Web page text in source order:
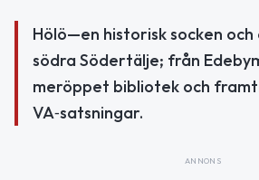
Hölö—en historisk socken
södra Södertälje; från
meröppet bibliotek och
VA‑satsningar.
ANNONS